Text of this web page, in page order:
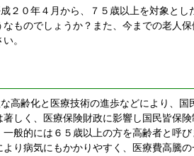
２０年４月から、７５歳以上を対象と
ものでしょうか？また、今までの老人
。
高齢化と医療技術の進歩などにより、
しく、医療保険財政に影響し国民皆保
一般的には６５歳以上の方を高齢者と呼
り病気にもかかりやすく、医療費高騰